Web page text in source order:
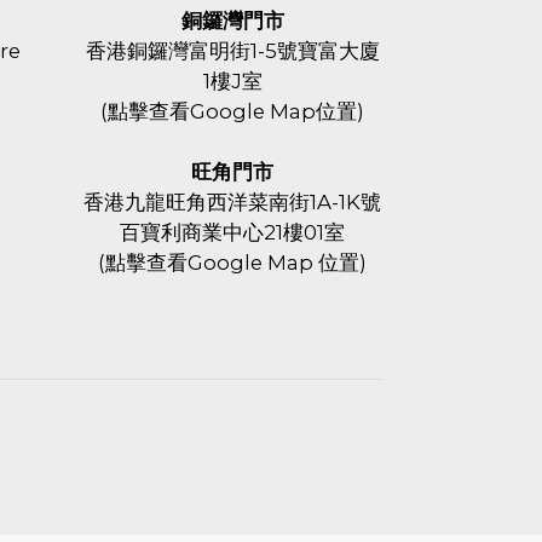
銅鑼灣門市
香港銅鑼灣富明街1-5號寶富大廈
1樓J室
(點擊查看Google Map位置)
旺角門市
香港九龍旺角西洋菜南街1A-1K號
百寶利商業中心21樓01室
(點擊查看Google Map 位置)